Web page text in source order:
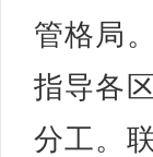
管格局
指导各
分工。